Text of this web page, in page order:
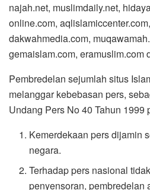
najah.net, muslimdaily.net,
online.com,
dakwahmedia.com,
gemaislam.com, eramuslim.com
Pembredelan sejumlah situs
melanggar kebebasan pers,
Undang Pers No 40 Tahun 1999
Kemerdekaan pers dijamin
negara.
Terhadap pers nasional
penyensoran, pembredelan